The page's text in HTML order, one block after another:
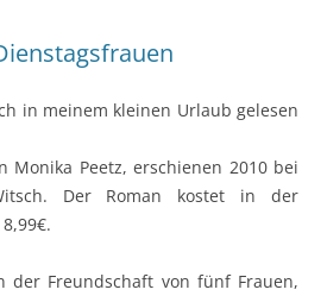
in meinem kleinen Urlaub gelesen
Monika Peetz, erschienen 2010 bei
Der Roman kostet in der
der Freundschaft von fünf Frauen,